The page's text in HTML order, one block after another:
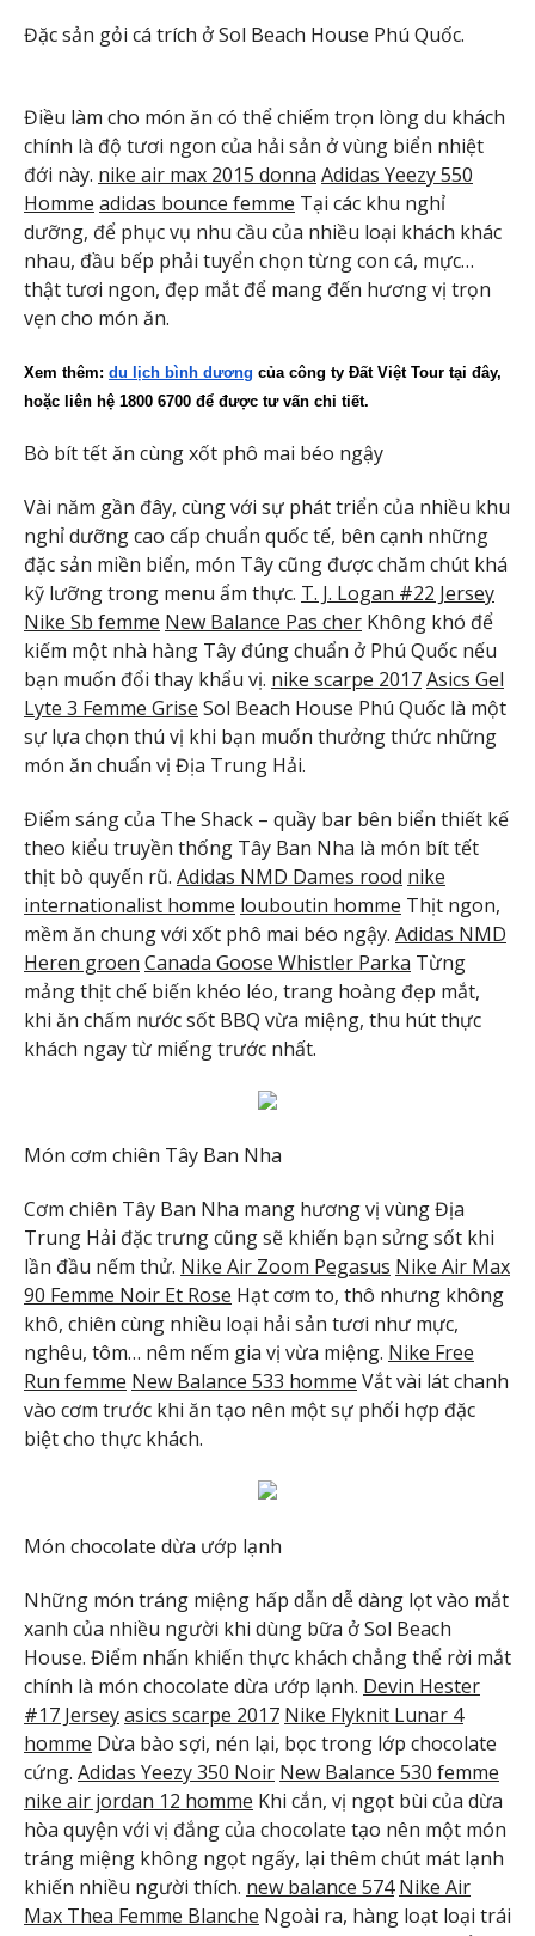
Đặc sản gỏi cá trích ở Sol Beach House Phú Quốc.
Điều làm cho món ăn có thể chiếm trọn lòng du khách
chính là độ tươi ngon của hải sản ở vùng biển nhiệt
đới này. nike air max 2015 donna Adidas Yeezy 550
Homme adidas bounce femme Tại các khu nghỉ
dưỡng, để phục vụ nhu cầu của nhiều loại khách khác
nhau, đầu bếp phải tuyển chọn từng con cá, mực…
thật tươi ngon, đẹp mắt để mang đến hương vị trọn
vẹn cho món ăn.
Xem thêm: du lịch bình dương của công ty Đất Việt Tour tại đây,
hoặc liên hệ 1800 6700 để được tư vấn chi tiết.
Bò bít tết ăn cùng xốt phô mai béo ngậy
Vài năm gần đây, cùng với sự phát triển của nhiều khu
nghỉ dưỡng cao cấp chuẩn quốc tế, bên cạnh những
đặc sản miền biển, món Tây cũng được chăm chút khá
kỹ lưỡng trong menu ẩm thực. T. J. Logan #22 Jersey
Nike Sb femme New Balance Pas cher Không khó để
kiếm một nhà hàng Tây đúng chuẩn ở Phú Quốc nếu
bạn muốn đổi thay khẩu vị. nike scarpe 2017Asics Gel
Lyte 3 Femme Grise Sol Beach House Phú Quốc là một
sự lựa chọn thú vị khi bạn muốn thưởng thức những
món ăn chuẩn vị Địa Trung Hải.
Điểm sáng của The Shack – quầy bar bên biển thiết kế
theo kiểu truyền thống Tây Ban Nha là món bít tết
thịt bò quyến rũ. Adidas NMD Dames rood nike
internationalist homme louboutin homme Thịt ngon,
mềm ăn chung với xốt phô mai béo ngậy. Adidas NMD
Heren groen Canada Goose Whistler Parka Từng
mảng thịt chế biến khéo léo, trang hoàng đẹp mắt,
khi ăn chấm nước sốt BBQ vừa miệng, thu hút thực
khách ngay từ miếng trước nhất.
Món cơm chiên Tây Ban Nha
Cơm chiên Tây Ban Nha mang hương vị vùng Địa
Trung Hải đặc trưng cũng sẽ khiến bạn sửng sốt khi
lần đầu nếm thử. Nike Air Zoom Pegasus Nike Air Max
90 Femme Noir Et Rose Hạt cơm to, thô nhưng không
khô, chiên cùng nhiều loại hải sản tươi như mực,
nghêu, tôm… nêm nếm gia vị vừa miệng. Nike Free
Run femme New Balance 533 homme Vắt vài lát chanh
vào cơm trước khi ăn tạo nên một sự phối hợp đặc
biệt cho thực khách.
Món chocolate dừa ướp lạnh
Những món tráng miệng hấp dẫn dễ dàng lọt vào mắt
xanh của nhiều người khi dùng bữa ở Sol Beach
House. Điểm nhấn khiến thực khách chẳng thể rời mắt
chính là món chocolate dừa ướp lạnh. Devin Hester
#17 Jerseyasics scarpe 2017 Nike Flyknit Lunar 4
homme Dừa bào sợi, nén lại, bọc trong lớp chocolate
cứng. Adidas Yeezy 350 Noir New Balance 530 femme
nike air jordan 12 homme Khi cắn, vị ngọt bùi của dừa
hòa quyện với vị đắng của chocolate tạo nên một món
tráng miệng không ngọt ngấy, lại thêm chút mát lạnh
khiến nhiều người thích. new balance 574 Nike Air
Max Thea Femme Blanche Ngoài ra, hàng loạt loại trái